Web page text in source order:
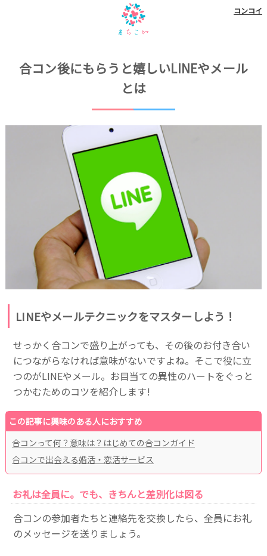
コンコイ
合コン後にもらうと嬉しいLINEやメール
とは
LINEやメールテクニックをマスターしよう！
せっかく合コンで盛り上がっても、その後のお付き合い
につながらなければ意味がないですよね。そこで役に立
つのがLINEやメール。お目当ての異性のハートをぐっと
つかむためのコツを紹介します!
この記事に興味のある人におすすめ
合コンって何？意味は？はじめての合コンガイド
合コンで出会える婚活・恋活サービス
お礼は全員に。でも、きちんと差別化は図る
合コンの参加者たちと連絡先を交換したら、全員にお礼
のメッセージを送りましょう。